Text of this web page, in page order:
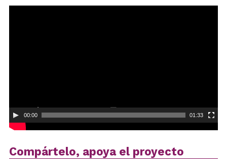
00:00 01:33
Compártelo, apoya el proyecto